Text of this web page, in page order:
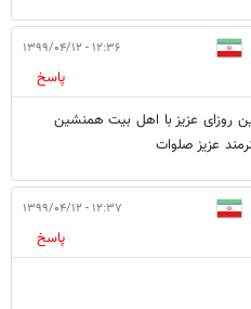
۱۲:۳۶ - ۱۳۹۹/۰۴/۱۲
پاسخ
روزای عزیز با اهل بیت همنشین
عزیز صلوات
۱۲:۳۷ - ۱۳۹۹/۰۴/۱۲
پاسخ